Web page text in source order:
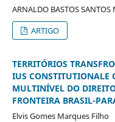
ARNALDO BASTOS
ARTIGO
TERRITÓRIOS
IUS CONSTITUTIONALE
MULTINÍVEL DO
FRONTEIRA BRASIL-
Elvis Gomes Marques Filho